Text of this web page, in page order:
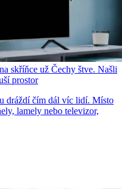
skříňce už Čechy štve. Našli
prostor
dráždí čím dál víc lidí. Místo
lamely nebo televizor,